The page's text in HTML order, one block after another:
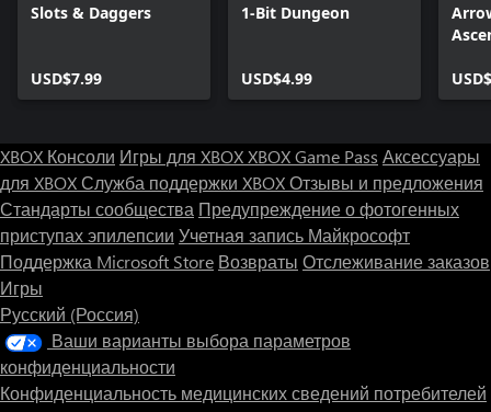
Slots & Daggers
USD$7.99
1-Bit Dungeon
USD$4.99
XBOX Консоли Игры для XBOXXBOX Game Pass Аксессуары
для XBOXСлужба поддержки XBOXОтзывы и предложения
Стандарты сообщества Предупреждение о фотогенных
приступах эпилепсии Учетная запись Майкрософт
Поддержка Microsoft Store Возвраты Отслеживание заказов
Игры
Русский (Россия)
Ваши варианты выбора параметров
конфиденциальности
Конфиденциальность медицинских сведений потребителей